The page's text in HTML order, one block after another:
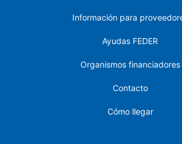
Información para
Ayudas FEDER
Organismos financiadores
Contacto
Cómo llegar